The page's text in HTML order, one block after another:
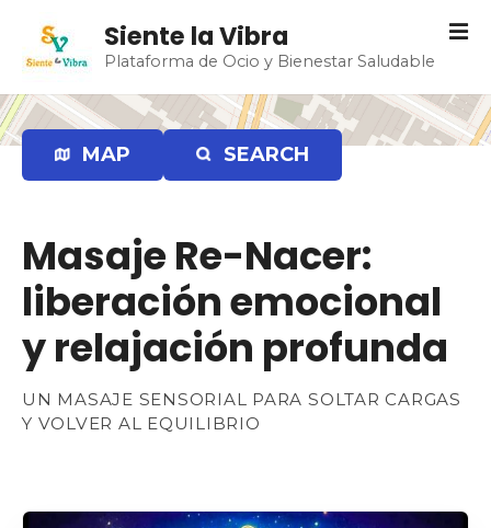
t
a
r
Siente la Vibra
Plataforma de Ocio y Bienestar Saludable
MAP SEARCH
Masaje Re-Nacer:
liberación emocional
y relajación profunda
UN MASAJE SENSORIAL PARA SOLTAR CARGAS
Y VOLVER AL EQUILIBRIO